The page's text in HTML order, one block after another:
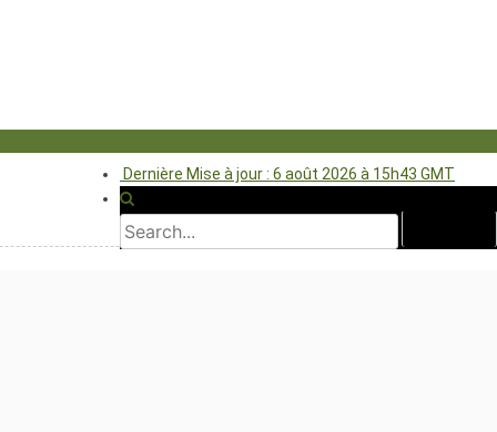
Dernière Mise à jour : 6 août 2026 à 15h43 GMT